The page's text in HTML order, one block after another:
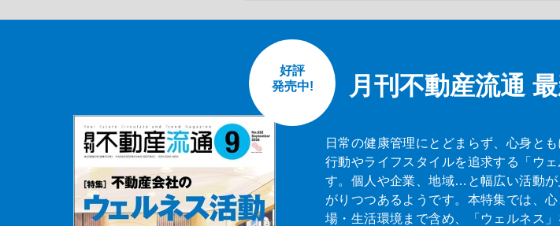
月刊不動産流通
好評
発売中!
日常の健康管理にとどまらず、心身と
行動やライフスタイルを追求する「ウ
す。個人や企業、地域…と幅広い活動
がりつつあるようです。本特集では、
場・生活環境まで含め、「ウェルネス